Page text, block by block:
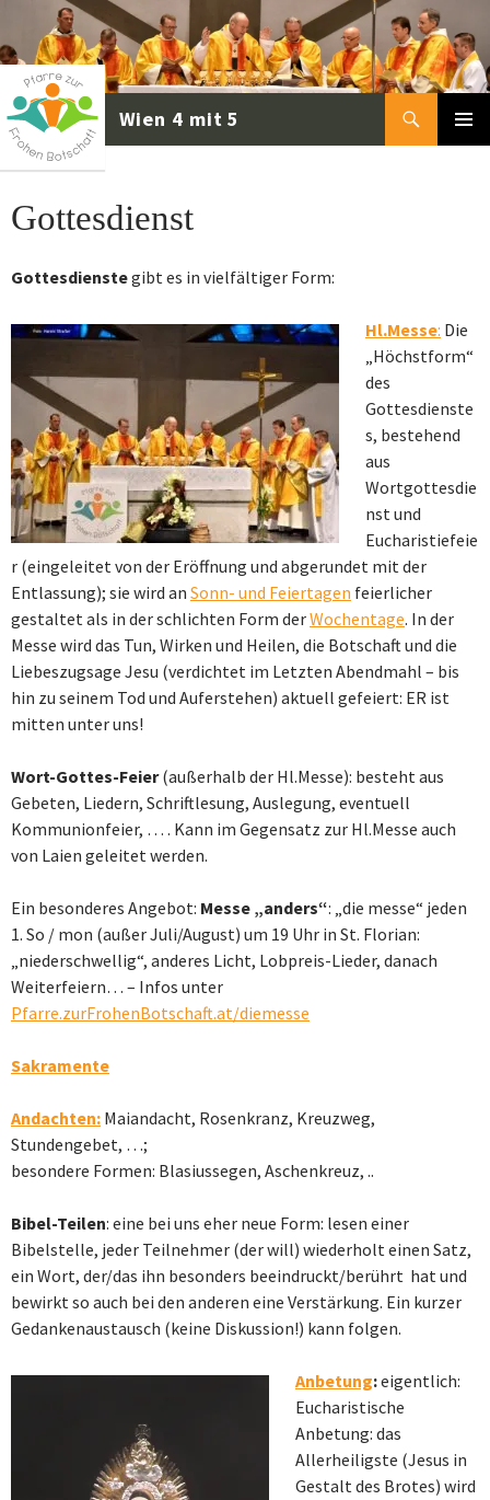
Inhalt
springen
Suchen
Gottesdienst
Gottesdienstegibt es in vielfältiger Form:
Hl.Messe: Die
„Höchstform“
des
Gottesdienste
s, bestehend
aus
Wortgottesdie
nst und
Eucharistiefeie
r (eingeleitet von der Eröffnung und abgerundet mit der
Entlassung); sie wird an Sonn- und Feiertagen feierlicher
gestaltet als in der schlichten Form derWochentage. In der
Messe wird das Tun, Wirken und Heilen, die Botschaft und die
Liebeszugsage Jesu (verdichtet im Letzten Abendmahl – bis
hin zu seinem Tod und Auferstehen) aktuell gefeiert: ER ist
mitten unter uns!
Wort-Gottes-Feier(außerhalb der Hl.Messe): besteht aus
Gebeten, Liedern, Schriftlesung, Auslegung, eventuell
Kommunionfeier, … . Kann im Gegensatz zur Hl.Messe auch
von Laien geleitet werden.
Ein besonderes Angebot: Messe „anders“: „die messe“ jeden
1. So / mon (außer Juli/August) um 19 Uhr in St. Florian:
„niederschwellig“, anderes Licht, Lobpreis-Lieder, danach
Weiterfeiern… – Infos unter
Pfarre.zurFrohenBotschaft.at/diemesse
Sakramente
Andachten: Maiandacht, Rosenkranz, Kreuzweg,
Stundengebet, …;
besondere Formen: Blasiussegen, Aschenkreuz, ..
Bibel-Teilen: eine bei uns eher neue Form: lesen einer
Bibelstelle, jeder Teilnehmer (der will) wiederholt einen Satz,
ein Wort, der/das ihn besonders beeindruckt/berührt hat und
bewirkt so auch bei den anderen eine Verstärkung. Ein kurzer
Gedankenaustausch (keine Diskussion!) kann folgen.
Anbetung:eigentlich:
Eucharistische
Anbetung: das
Allerheiligste (Jesus in
Gestalt des Brotes) wird